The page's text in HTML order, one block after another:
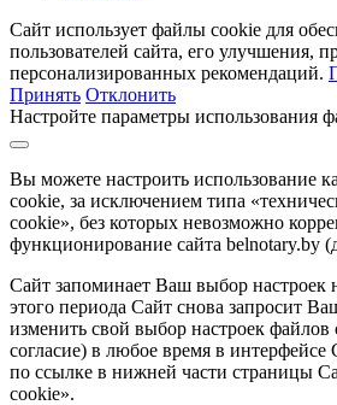
Сайт использует файлы cookie для
пользователей сайта, его улучшения,
персонализированных рекомендаций.
Принять Отклонить
Настройте параметры использования
Вы можете настроить использование
cookie, за исключением типа
cookie», без которых невозможно
функционирование сайта belnotary.by
Сайт запоминает Ваш выбор настроек
этого периода Сайт снова запросит
изменить свой выбор настроек файлов
согласие) в любое время в интерфейсе
по ссылке в нижней части страницы
cookie».